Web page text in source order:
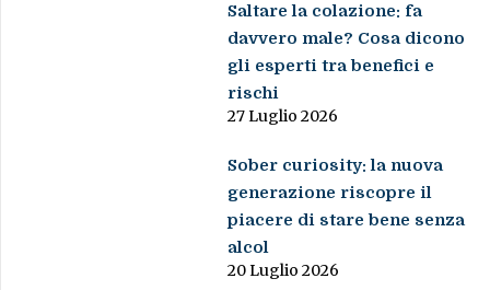
Saltare la colazione: fa
davvero male? Cosa dicono
gli esperti tra benefici e
rischi
27 Luglio 2026
Sober curiosity: la nuova
generazione riscopre il
piacere di stare bene senza
alcol
20 Luglio 2026